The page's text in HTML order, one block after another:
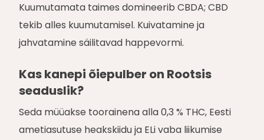
Kuumutamata taimes domineerib CBDA; CBD
tekib alles kuumutamisel. Kuivatamine ja
jahvatamine säilitavad happevormi.
Kas kanepi õiepulber on Rootsis
seaduslik?
Seda müüakse toorainena alla 0,3 % THC, Eesti
ametiasutuse heakskiidu ja ELi vaba liikumise